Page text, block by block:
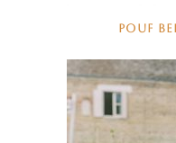
POUF